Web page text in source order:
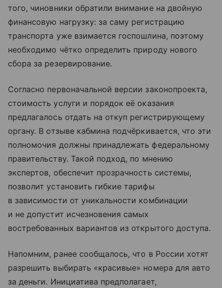
того, чиновники обратили внимание на двойную
финансовую нагрузку: за саму регистрацию
транспорта уже взимается госпошлина, поэтому
необходимо чётко определить природу нового
сбора за резервирование.
Согласно первоначальной версии законопроекта,
стоимость услуги и порядок её оказания
предлагалось отдать на откуп регистрирующему
органу. В отзыве кабмина подчёркивается, что эти
полномочия должны принадлежать федеральному
правительству. Такой подход, по мнению
экспертов, обеспечит прозрачность системы,
позволит установить гибкие тарифы
в зависимости от уникальности комбинации
и не допустит исчезновения самых
востребованных вариантов из открытого доступа.
Напомним, ранее сообщалось, что в России хотят
разрешить выбирать «красивые» номера для авто
за деньги. Инициатива предполагает,